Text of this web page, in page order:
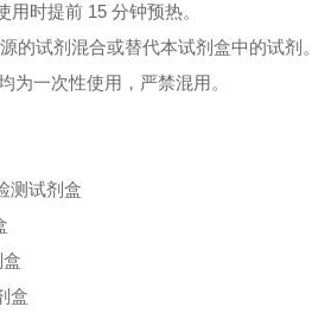
时提前 15 分钟预热。
的试剂混合或替代本试剂盒中的试剂。
为一次性使用，严禁混用。
测试剂盒
盒